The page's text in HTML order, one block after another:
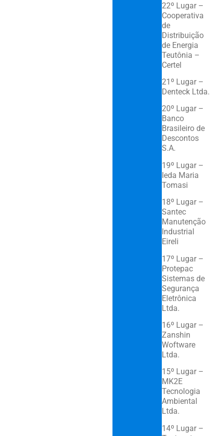
22º Lugar –
Cooperativa
de
Distribuição
de Energia
Teutônia –
Certel
21º Lugar –
Denteck Ltda.
20º Lugar –
Banco
Brasileiro de
Descontos
S.A.
19º Lugar –
Ieda Maria
Tomasi
18º Lugar –
Santec
Manutenção
Industrial
Eireli
17º Lugar –
Protepac
Sistemas de
Segurança
Eletrônica
Ltda.
16º Lugar –
Zanshin
Woftware
Ltda.
15º Lugar –
MK2E
Tecnologia
Ambiental
Ltda.
14º Lugar –